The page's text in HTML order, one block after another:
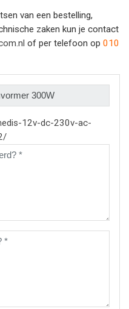
van een bestelling,
zaken kun je contact
of per telefoon op 010
12v-dc-230v-ac-